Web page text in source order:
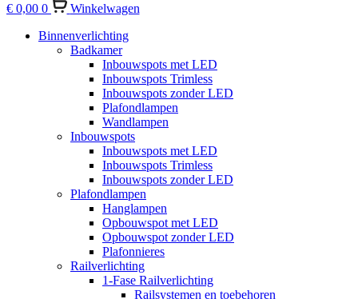
€ 0,00 0
Winkelwagen
Binnenverlichting
Badkamer
Inbouwspots met LED
Inbouwspots Trimless
Inbouwspots zonder LED
Plafondlampen
Wandlampen
Inbouwspots
Inbouwspots met LED
Inbouwspots Trimless
Inbouwspots zonder LED
Plafondlampen
Hanglampen
Opbouwspot met LED
Opbouwspot zonder LED
Plafonnieres
Railverlichting
1-Fase Railverlichting
Railsystemen en toebehoren